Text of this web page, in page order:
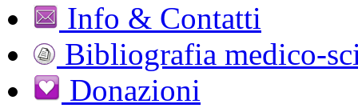
Info & Contatti
Bibliografia medico-
Donazioni